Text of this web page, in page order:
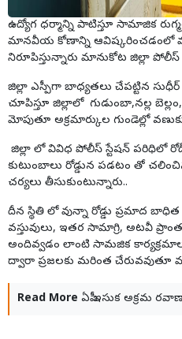
ఉద్యోగ ధర్మాన్ని పాటిస్తూ సామాజిక
మానవీయ కోణాన్ని ఆవిష్కరించడంలో
నిరూపిస్తున్నారు మానుకోట జిల్లా పోలీస్
జిల్లా ఎస్పీగా బాధ్యతలు చేపట్టిన
చూపిస్తూ జిల్లాలో గుడుంబా,నల్ల
మోపుతూ అక్రమార్కుల గుండెల్లో వణుకు
జిల్లా లో వివిధ పోలీస్ స్టేషన్
కుటుంబాలు రోడ్డున పడటం తో
చర్యలు తీసుకుంటున్నారు..
దీన స్థితి లో వున్నా రోడ్డు ప్రమాద
వస్తువులు, ఇతర సామాగ్రి, అటవీ
అందివ్వడం లాంటి సామజిక
ద్వారా ప్రజలకు మరింత చేరువవుతూ
Read More ఏపీ ఇసుక అక్రమ